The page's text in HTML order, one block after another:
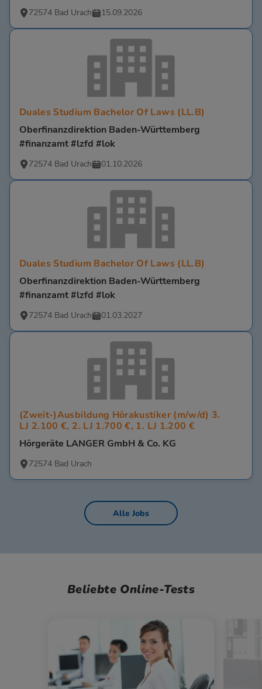
72574 Bad Urach 15.09.2026
Duales Studium Bachelor Of Laws (LL.B)
Oberfinanzdirektion Baden-Württemberg
#finanzamt #lzfd #lok
72574 Bad Urach 01.10.2026
Duales Studium Bachelor Of Laws (LL.B)
Oberfinanzdirektion Baden-Württemberg
#finanzamt #lzfd #lok
72574 Bad Urach 01.03.2027
(Zweit-)Ausbildung Hörakustiker (m/w/d) 3.
LJ 2.100 €, 2. LJ 1.700 €, 1. LJ 1.200 €
Hörgeräte LANGER GmbH & Co. KG
72574 Bad Urach
Alle Jobs
Beliebte Online-Tests